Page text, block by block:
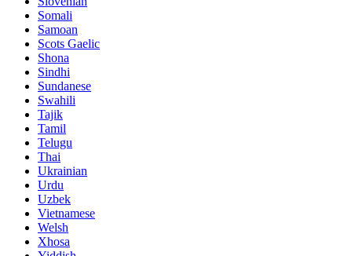
Somali
Samoan
Scots Gaelic
Shona
Sindhi
Sundanese
Swahili
Tajik
Tamil
Telugu
Thai
Ukrainian
Urdu
Uzbek
Vietnamese
Welsh
Xhosa